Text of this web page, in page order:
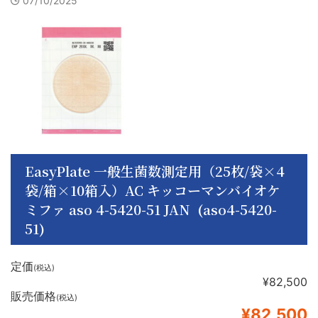
EasyPlate 一般生菌数測定用（25枚/袋×4
袋/箱×10箱入）AC キッコーマンバイオケ
ミファ aso 4-5420-51 JAN (aso4-5420-
51)
定価(税込)
¥82,500
販売価格(税込)
¥82,500